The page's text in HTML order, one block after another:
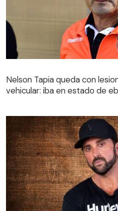
vehicular: iba en estado de
Nelson Tapia queda con
vehicular: iba en estado de